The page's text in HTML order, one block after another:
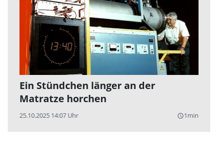
Ein Stündchen länger an der
Matratze horchen
25.10.2025 14:07 Uhr query_builder1min